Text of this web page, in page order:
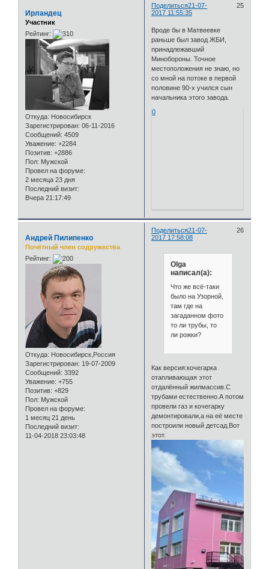
Поделиться 25
21-07-
2017 11:55:35
Ирландец
Участник
Рейтинг:
Откуда: Новосибирск
Зарегистрирован: 06-11-2016
Сообщений: 4509
Уважение: +2284
Позитив: +2886
Пол: Мужской
Провел на форуме:
2 месяца 23 дня
Последний визит:
Вчера 21:17:49
Вроде бы в Матвеевке
раньше был завод ЖБИ,
принадлежавший
Минобороны. Точное
местоположения не знаю, но
со мной на потоке в первой
половине 90-х учился сын
начальника этого завода.
0
Поделиться 26
21-07-
2017 17:58:08
Андрей Пилипенко
Почётный член содружества
Рейтинг:
Откуда: Новосибирск,Россия
Зарегистрирован: 19-07-2009
Сообщений: 3392
Уважение: +755
Позитив: +829
Пол: Мужской
Провел на форуме:
1 месяц 21 день
Последний визит:
11-04-2018 23:03:48
Olga
написал(а):
Что же всё-таки
было на Узорной,
там где на
загаданном фото
то ли трубы, то
ли рожки?
Как версия:кочегарка
отапливающая этот
отдалённый жилмассив.С
трубами естественно.А потом
провели газ и кочегарку
демонтировали,а на её месте
построили новый детсад.Вот
этот.